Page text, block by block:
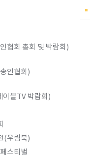
협회 총회 및 박람회)
인협회)
이블TV 박람회)
(우림북)
스티벌